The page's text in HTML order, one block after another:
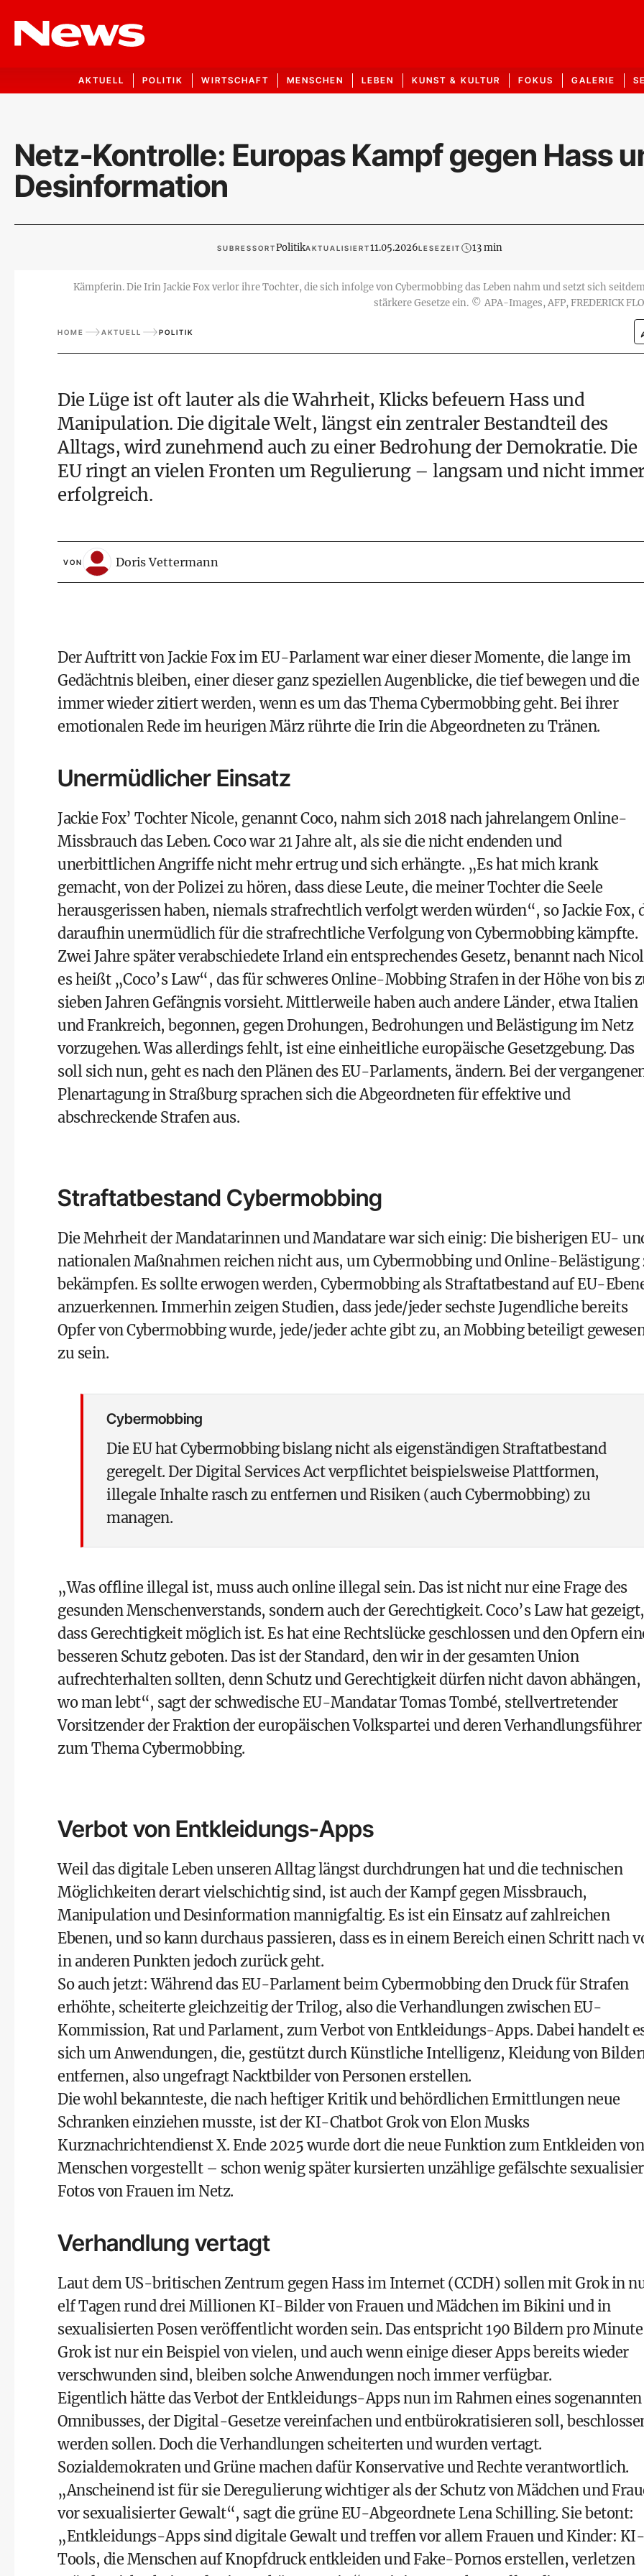
AKTUELL POLITIK WIRTSCHAFT MENSCHEN LEBEN KUNST & KULTUR FOKUS GALERIE
Netz-Kontrolle: Europas Kampf gegen Hass
Desinformation
SUBRESSORTPolitikAKTUALISIERT11.05.2026LESEZEIT 13 min
Kämpferin. Die Irin Jackie Fox verlor ihre Tochter, die sich infolge von Cybermobbing das Leben nahm und setzt sich
stärkere Gesetze ein. © APA-Images, AFP, FREDERICK
HOME AKTUELL POLITIK
Die Lüge ist oft lauter als die Wahrheit, Klicks befeuern Hass und
Manipulation. Die digitale Welt, längst ein zentraler Bestandteil des
Alltags, wird zunehmend auch zu einer Bedrohung der Demokratie. Die
EU ringt an vielen Fronten um Regulierung – langsam und nicht
erfolgreich.
VON Doris Vettermann
Der Auftritt von Jackie Fox im EU-Parlament war einer dieser Momente, die lange im
Gedächtnis bleiben, einer dieser ganz speziellen Augenblicke, die tief bewegen und die
immer wieder zitiert werden, wenn es um das Thema Cybermobbing geht. Bei ihrer
emotionalen Rede im heurigen März rührte die Irin die Abgeordneten zu Tränen.
Unermüdlicher Einsatz
Jackie Fox’ Tochter Nicole, genannt Coco, nahm sich 2018 nach jahrelangem Online-
Missbrauch das Leben. Coco war 21 Jahre alt, als sie die nicht endenden und
unerbittlichen Angriffe nicht mehr ertrug und sich erhängte. „Es hat mich krank
gemacht, von der Polizei zu hören, dass diese Leute, die meiner Tochter die Seele
herausgerissen haben, niemals strafrechtlich verfolgt werden würden“, so Jackie Fox,
daraufhin unermüdlich für die strafrechtliche Verfolgung von Cybermobbing kämpfte.
Zwei Jahre später verabschiedete Irland ein entsprechendes Gesetz, benannt nach
es heißt „Coco’s Law“, das für schweres Online-Mobbing Strafen in der Höhe von bis
sieben Jahren Gefängnis vorsieht. Mittlerweile haben auch andere Länder, etwa Italien
und Frankreich, begonnen, gegen Drohungen, Bedrohungen und Belästigung im Netz
vorzugehen. Was allerdings fehlt, ist eine einheitliche europäische Gesetzgebung. Das
soll sich nun, geht es nach den Plänen des EU-Parlaments, ändern. Bei der
Plenartagung in Straßburg sprachen sich die Abgeordneten für effektive und
abschreckende Strafen aus.
Straftatbestand Cybermobbing
Die Mehrheit der Mandatarinnen und Mandatare war sich einig: Die bisherigen EU-
nationalen Maßnahmen reichen nicht aus, um Cybermobbing und Online-Belästigung
bekämpfen. Es sollte erwogen werden, Cybermobbing als Straftatbestand auf EU-
anzuerkennen. Immerhin zeigen Studien, dass jede/jeder sechste Jugendliche bereits
Opfer von Cybermobbing wurde, jede/jeder achte gibt zu, an Mobbing beteiligt
zu sein.
Cybermobbing
Die EU hat Cybermobbing bislang nicht als eigenständigen Straftatbestand
geregelt. Der Digital Services Act verpflichtet beispielsweise Plattformen,
illegale Inhalte rasch zu entfernen und Risiken (auch Cybermobbing) zu
managen.
„Was offline illegal ist, muss auch online illegal sein. Das ist nicht nur eine Frage des
gesunden Menschenverstands, sondern auch der Gerechtigkeit. Coco’s Law hat gezeigt,
dass Gerechtigkeit möglich ist. Es hat eine Rechtslücke geschlossen und den Opfern
besseren Schutz geboten. Das ist der Standard, den wir in der gesamten Union
aufrechterhalten sollten, denn Schutz und Gerechtigkeit dürfen nicht davon abhängen,
wo man lebt“, sagt der schwedische EU-Mandatar Tomas Tombé, stellvertretender
Vorsitzender der Fraktion der europäischen Volkspartei und deren Verhandlungsführer
zum Thema Cybermobbing.
Verbot von Entkleidungs-Apps
Weil das digitale Leben unseren Alltag längst durchdrungen hat und die technischen
Möglichkeiten derart vielschichtig sind, ist auch der Kampf gegen Missbrauch,
Manipulation und Desinformation mannigfaltig. Es ist ein Einsatz auf zahlreichen
Ebenen, und so kann durchaus passieren, dass es in einem Bereich einen Schritt nach
in anderen Punkten jedoch zurück geht.
So auch jetzt: Während das EU-Parlament beim Cybermobbing den Druck für Strafen
erhöhte, scheiterte gleichzeitig der Trilog, also die Verhandlungen zwischen EU-
Kommission, Rat und Parlament, zum Verbot von Entkleidungs-Apps. Dabei handelt
sich um Anwendungen, die, gestützt durch Künstliche Intelligenz, Kleidung von
entfernen, also ungefragt Nacktbilder von Personen erstellen.
Die wohl bekannteste, die nach heftiger Kritik und behördlichen Ermittlungen neue
Schranken einziehen musste, ist der KI-Chatbot Grok von Elon Musks
Kurznachrichtendienst X. Ende 2025 wurde dort die neue Funktion zum Entkleiden von
Menschen vorgestellt – schon wenig später kursierten unzählige gefälschte
Fotos von Frauen im Netz.
Verhandlung vertagt
Laut dem US-britischen Zentrum gegen Hass im Internet (CCDH) sollen mit Grok in
elf Tagen rund drei Millionen KI-Bilder von Frauen und Mädchen im Bikini und in
sexualisierten Posen veröffentlicht worden sein. Das entspricht 190 Bildern pro
Grok ist nur ein Beispiel von vielen, und auch wenn einige dieser Apps bereits wieder
verschwunden sind, bleiben solche Anwendungen noch immer verfügbar.
Eigentlich hätte das Verbot der Entkleidungs-Apps nun im Rahmen eines sogenannten
Omnibusses, der Digital-Gesetze vereinfachen und entbürokratisieren soll,
werden sollen. Doch die Verhandlungen scheiterten und wurden vertagt.
Sozialdemokraten und Grüne machen dafür Konservative und Rechte verantwortlich.
„Anscheinend ist für sie Deregulierung wichtiger als der Schutz von Mädchen und
vor sexualisierter Gewalt“, sagt die grüne EU-Abgeordnete Lena Schilling. Sie betont:
„Entkleidungs-Apps sind digitale Gewalt und treffen vor allem Frauen und Kinder: KI-
Tools, die Menschen auf Knopfdruck entkleiden und Fake-Pornos erstellen, verletzen